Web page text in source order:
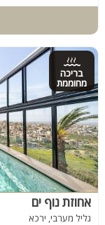
בריכה
מחוממת
אחוזת נוף ים
גליל מערבי, ירכא